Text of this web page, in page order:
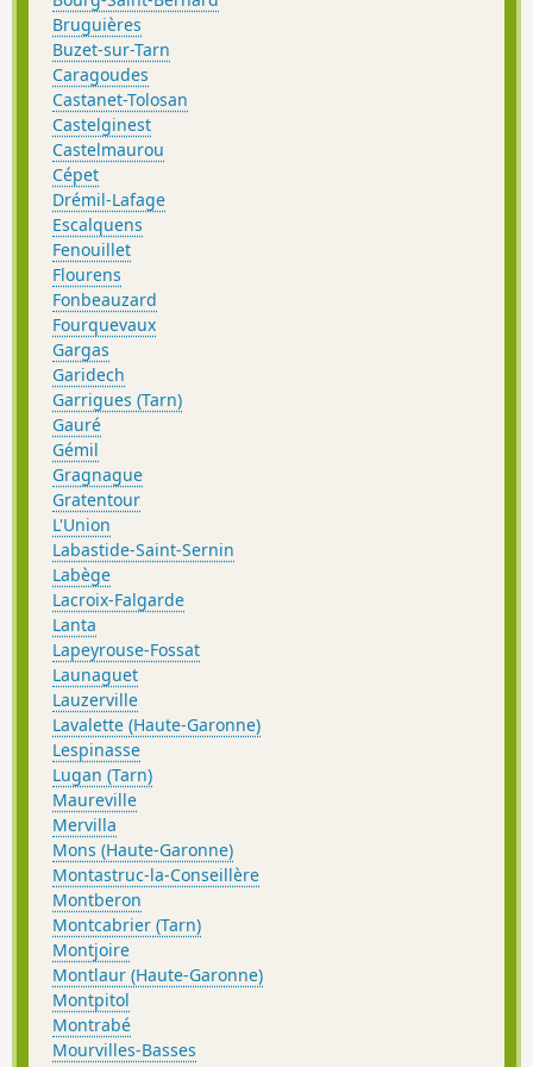
Bruguières
Buzet-sur-Tarn
Caragoudes
Castanet-Tolosan
Castelginest
Castelmaurou
Cépet
Drémil-Lafage
Escalquens
Fenouillet
Flourens
Fonbeauzard
Fourquevaux
Gargas
Garidech
Garrigues (Tarn)
Gauré
Gémil
Gragnague
Gratentour
L'Union
Labastide-Saint-Sernin
Labège
Lacroix-Falgarde
Lanta
Lapeyrouse-Fossat
Launaguet
Lauzerville
Lavalette (Haute-Garonne)
Lespinasse
Lugan (Tarn)
Maureville
Mervilla
Mons (Haute-Garonne)
Montastruc-la-Conseillère
Montberon
Montcabrier (Tarn)
Montjoire
Montlaur (Haute-Garonne)
Montpitol
Montrabé
Mourvilles-Basses